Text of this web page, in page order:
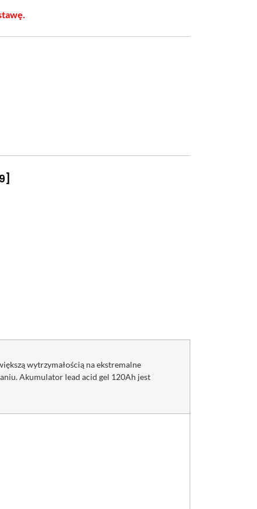
wytrzymałością na ekstremalne
Akumulator lead acid gel 120Ah jest